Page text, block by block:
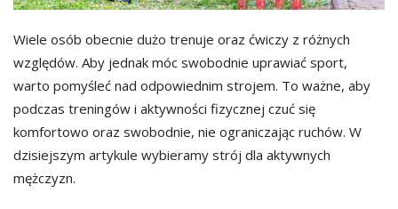
Wiele osób obecnie dużo trenuje oraz ćwiczy z różnych
względów. Aby jednak móc swobodnie uprawiać sport,
warto pomyśleć nad odpowiednim strojem. To ważne, aby
podczas treningów i aktywności fizycznej czuć się
komfortowo oraz swobodnie, nie ograniczając ruchów. W
dzisiejszym artykule wybieramy strój dla aktywnych
mężczyzn.